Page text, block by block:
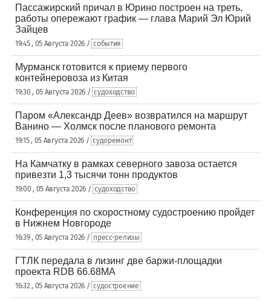
Пассажирский причал в Юрино построен на треть,
работы опережают график — глава Марий Эл Юрий
Зайцев
19:45 , 05 Августа 2026 / события
Мурманск готовится к приему первого
контейнеровоза из Китая
19:30 , 05 Августа 2026 / судоходство
Паром «Александр Деев» возвратился на маршрут
Ванино — Холмск после планового ремонта
19:15 , 05 Августа 2026 / судоремонт
На Камчатку в рамках северного завоза остается
привезти 1,3 тысячи тонн продуктов
19:00 , 05 Августа 2026 / судоходство
Конференция по скоростному судостроению пройдет
в Нижнем Новгороде
16:39 , 05 Августа 2026 / пресс-релизы
ГТЛК передала в лизинг две баржи-площадки
проекта RDB 66.68МА
16:32 , 05 Августа 2026 / судостроение